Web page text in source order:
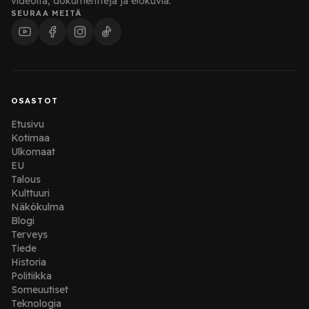
SEURAA MEITÄ
OSASTOT
Etusivu
Kotimaa
Ulkomaat
EU
Talous
Kulttuuri
Näkökulma
Blogi
Terveys
Tiede
Historia
Politiikka
Someuutiset
Teknologia